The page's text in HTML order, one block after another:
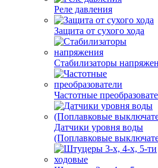
Реле давления
Защита от сухого хода
Стабилизаторы
Частотные
Датчики уровня воды
(Поплавковые